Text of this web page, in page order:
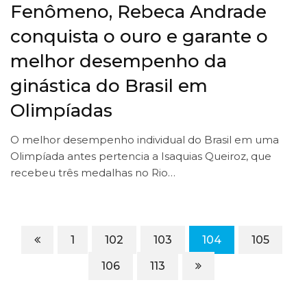
Fenômeno, Rebeca Andrade
conquista o ouro e garante o
melhor desempenho da
ginástica do Brasil em
Olimpíadas
O melhor desempenho individual do Brasil em uma
Olimpíada antes pertencia a Isaquias Queiroz, que
recebeu três medalhas no Rio…
1 102 103 104
105
106
113